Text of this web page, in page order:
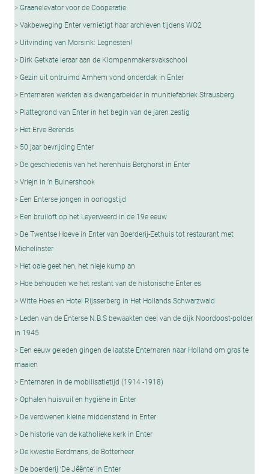
Graanelevator voor de Coöperatie
Vakbeweging Enter vernietigt haar archieven tijdens WO2
Uitvinding van Morsink: Legnesten!
Dirk Getkate leraar aan de Klompenmakersvakschool
Gezin uit ontruimd Arnhem vond onderdak in Enter
Enternaren werkten als dwangarbeider in munitiefabriek Strausberg
Plattegrond van Enter in het begin van de jaren zestig
Het Erve Berends
50 jaar bevrijding Enter
De geschiedenis van het herenhuis Berghorst in Enter
Vriejn in ’n Bulnershook
Een Enterse jongen in oorlogstijd
Een bruiloft op het Leyerweerd in de 19e eeuw
De Twentse Hoeve in Enter van Boerderij-Eethuis tot restaurant met
Michelinster
Het oale geet hen, het nieje kump an
Hoe behouden we het restant van de historische Enter es
Witte Hoes en Hotel Rijsserberg in Het Hollands Schwarzwald
Leden van de Enterse N.B.S bewaakten deel van de dijk Noordoost-polder
in 1945
Een eeuw geleden gingen de laatste Enternaren naar Holland om gras te
maaien
Enternaren in de mobilisatietijd (1914 -1918)
Ophalen huisvuil en hygiëne in Enter
De verdwenen kleine middenstand in Enter
De historie van de katholieke kerk in Enter
De kwestie Eerdmans, de Botterheer
De boerderij ‘De Jêênte’ in Enter